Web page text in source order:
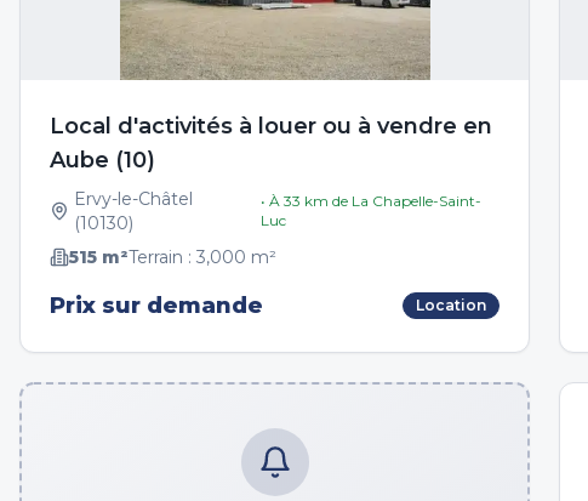
Local d'activités à louer ou à vendre en
Aube (10)
Ervy-le-Châtel
(10130)
• À33 km de La Chapelle-Saint-
Luc
515 m²Terrain : 3,000 m²
Prix sur demande Location